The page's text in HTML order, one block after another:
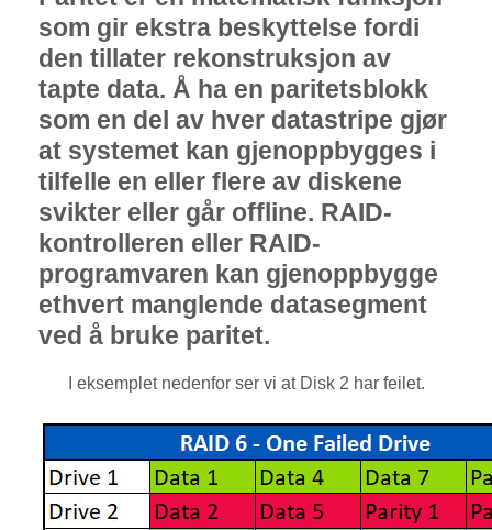
som gir ekstra beskyttelse fordi
den tillater rekonstruksjon av
tapte data. Å ha en paritetsblokk
som en del av hver datastripe gjør
at systemet kan gjenoppbygges i
tilfelle en eller flere av diskene
svikter eller går offline. RAID-
kontrolleren eller RAID-
programvaren kan gjenoppbygge
ethvert manglende datasegment
ved å bruke paritet.
I eksemplet nedenfor ser vi at Disk 2 har feilet.